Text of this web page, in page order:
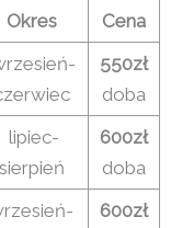
Okres Cena
550zł
doba
lipiec-
sierpień
600zł
doba
600zł